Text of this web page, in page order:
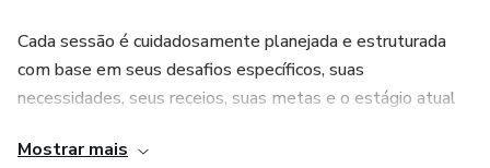
Cada sessão é cuidadosamente planejada e estruturada
com base em seus desafios específicos, suas
necessidades, seus receios, suas metas e o estágio atual
suporte personalizado e direcionado para que você possa
Mostrar mais